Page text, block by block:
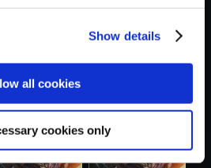
Show details
all cookies
cookies only
曲】モンスタ